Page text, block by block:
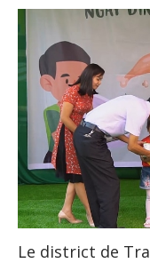
Le district de